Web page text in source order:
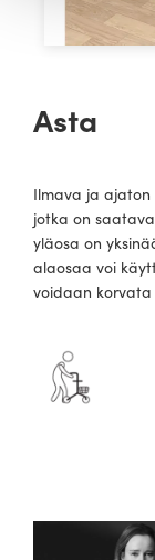
Asta
Ilmava ja
jotka on
yläosa on
alaosaa voi
voidaan korvata